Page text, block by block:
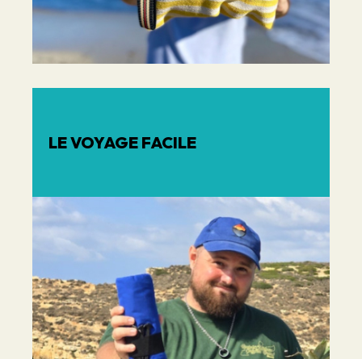
LE VOYAGE FACILE